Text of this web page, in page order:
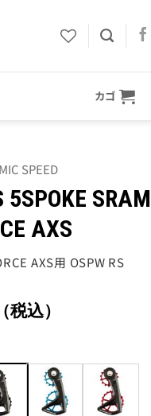
カゴ
SPEED
5SPOKE SRAM
AXS
AXS用 OSPW RS
（税込）